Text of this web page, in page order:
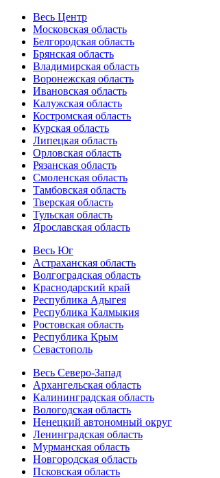
Весь Центр
Московская область
Белгородская область
Брянская область
Владимирская область
Воронежская область
Ивановская область
Калужская область
Костромская область
Курская область
Липецкая область
Орловская область
Рязанская область
Смоленская область
Тамбовская область
Тверская область
Тульская область
Ярославская область
Весь Юг
Астраханская область
Волгоградская область
Краснодарский край
Республика Адыгея
Республика Калмыкия
Ростовская область
Республика Крым
Севастополь
Весь Северо-Запад
Архангельская область
Калининградская область
Вологодская область
Ненецкий автономный округ
Ленинградская область
Мурманская область
Новгородская область
Псковская область